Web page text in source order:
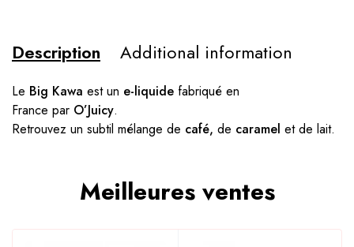
Description Additional information
Le Big Kawa est un e-liquide fabriqué en
France par O’Juicy.
Retrouvez un subtil mélange de café, de caramel et de lait.
Meilleures ventes